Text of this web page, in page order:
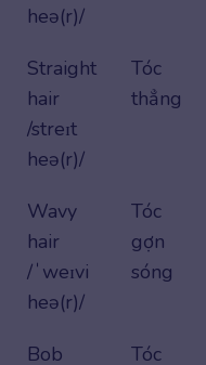
heə(r)/
Straight
hair
/streɪt
heə(r)/
Tóc
thẳng
Wavy
hair
/ˈweɪvi
heə(r)/
Tóc
gợn
sóng
Bob
Tóc